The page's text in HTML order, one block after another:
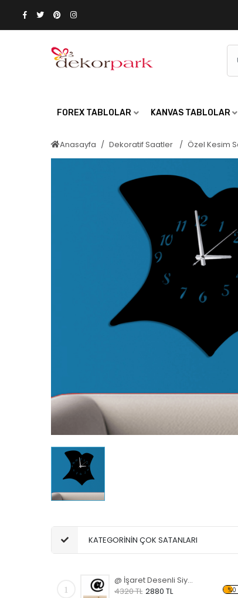
FOREX TABLOLAR KANVAS TABLOLAR
Anasayfa Dekoratif Saatler Özel Kesim
KATEGORİNİN ÇOK SATANLARI
1
@ İşaret Desenli Siyah Dekoratif Duvar Saati
4320 TL 2880 TL %0